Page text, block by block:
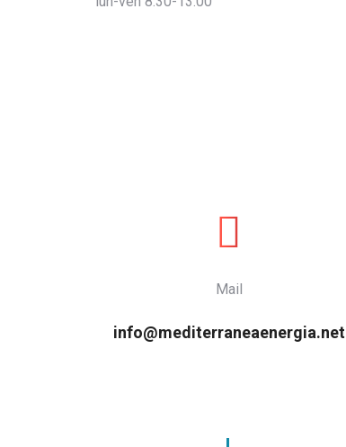
Mail
info@mediterraneaenergia.net